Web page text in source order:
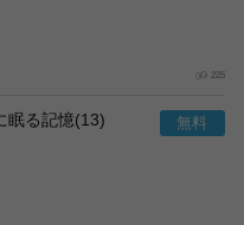
225
眠る記憶(13)